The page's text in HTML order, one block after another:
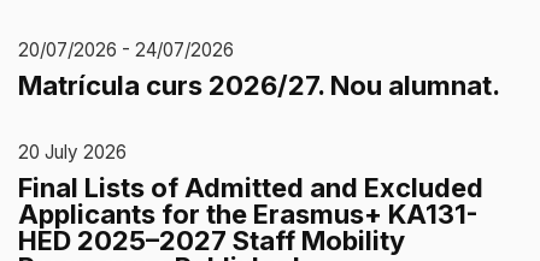
20/07/2026 - 24/07/2026
Matrícula curs 2026/27. Nou alumnat.
20 July 2026
Final Lists of Admitted and Excluded
Applicants for the Erasmus+ KA131-
HED 2025–2027 Staff Mobility